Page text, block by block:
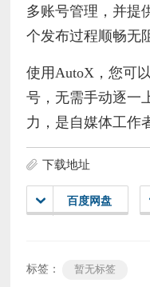
多账号管理，并提
个发布过程顺畅无
使用AutoX，您可
号，无需手动逐一
力，是自媒体工作
下载地址
百度网盘
标签： 暂无标签